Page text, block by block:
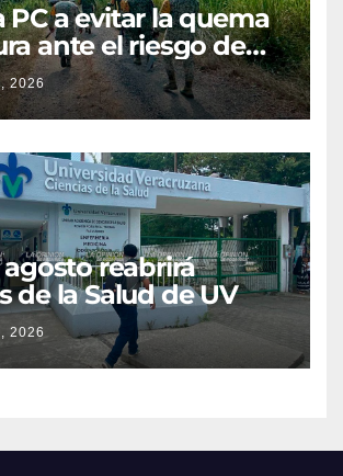
PC a evitar la quema
ante el riesgo de
2026
agosto reabrirá
de la Salud de UV
2026